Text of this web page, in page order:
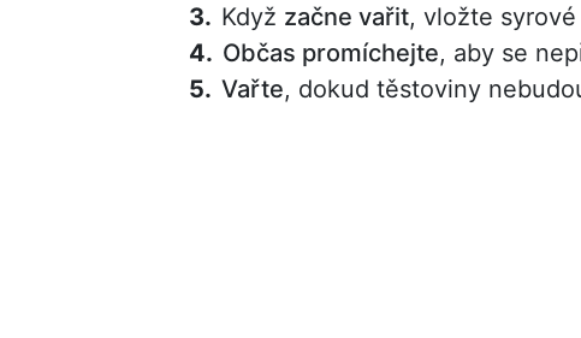
Když začne vařit, vložte
Občas promíchejte, aby se
Vařte, dokud těstoviny